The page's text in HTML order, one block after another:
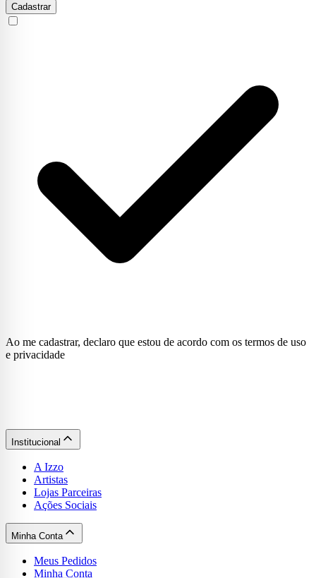
Cadastrar
Ao me cadastrar, declaro que estou de acordo com os termos de uso
e privacidade
Institucional
A Izzo
Artistas
Lojas Parceiras
Ações Sociais
Minha Conta
Meus Pedidos
Minha Conta